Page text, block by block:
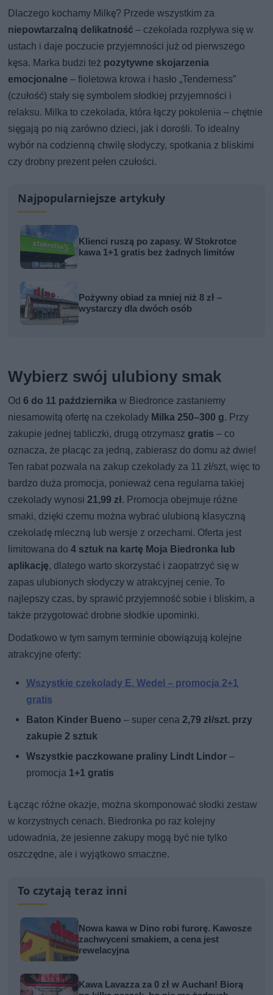
Dlaczego kochamy Milkę? Przede wszystkim za
niepowtarzalną delikatność – czekolada rozpływa się w
ustach i daje poczucie przyjemności już od pierwszego
kęsa. Marka budzi też pozytywne skojarzenia
emocjonalne – fioletowa krowa i hasło „Tenderness”
(czułość) stały się symbolem słodkiej przyjemności i
relaksu. Milka to czekolada, która łączy pokolenia – chętnie
sięgają po nią zarówno dzieci, jak i dorośli. To idealny
wybór na codzienną chwilę słodyczy, spotkania z bliskimi
czy drobny prezent pełen czułości.
Najpopularniejsze artykuły
Klienci ruszą po zapasy. W Stokrotce
kawa 1+1 gratis bez żadnych limitów
Pożywny obiad za mniej niż 8 zł –
wystarczy dla dwóch osób
Wybierz swój ulubiony smak
Od6 do 11 października w Biedronce zastaniemy
niesamowitą ofertę na czekolady Milka 250–300 g. Przy
zakupie jednej tabliczki, drugą otrzymasz gratis – co
oznacza, że płacąc za jedną, zabierasz do domu aż dwie!
Ten rabat pozwala na zakup czekolady za 11 zł/szt, więc to
bardzo duża promocja, ponieważ cena regularna takiej
czekolady wynosi21,99 zł. Promocja obejmuje różne
smaki, dzięki czemu można wybrać ulubioną klasyczną
czekoladę mleczną lub wersje z orzechami. Oferta jest
limitowana do4 sztuk na kartę Moja Biedronka lub
aplikację, dlatego warto skorzystać i zaopatrzyć się w
zapas ulubionych słodyczy w atrakcyjnej cenie. To
najlepszy czas, by sprawić przyjemność sobie i bliskim, a
także przygotować drobne słodkie upominki.
Dodatkowo w tym samym terminie obowiązują kolejne
atrakcyjne oferty:
Wszystkie czekolady E. Wedel – promocja 2+1
gratis
Baton Kinder Bueno – super cena2,79 zł/szt. przy
zakupie 2 sztuk
Wszystkie paczkowane praliny Lindt Lindor –
promocja 1+1 gratis
Łącząc różne okazje, można skomponować słodki zestaw
w korzystnych cenach. Biedronka po raz kolejny
udowadnia, że jesienne zakupy mogą być nie tylko
oszczędne, ale i wyjątkowo smaczne.
To czytają teraz inni
Nowa kawa w Dino robi furorę. Kawosze
zachwyceni smakiem, a cena jest
rewelacyjna
Kawa Lavazza za 0 zł w Auchan! Biorą